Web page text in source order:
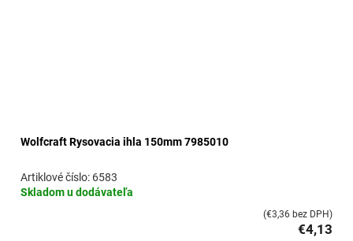
Wolfcraft Rysovacia ihla 150mm 7985010
Skladom u dodávateľa
6583
€4,13
(€3,36 bez DPH)